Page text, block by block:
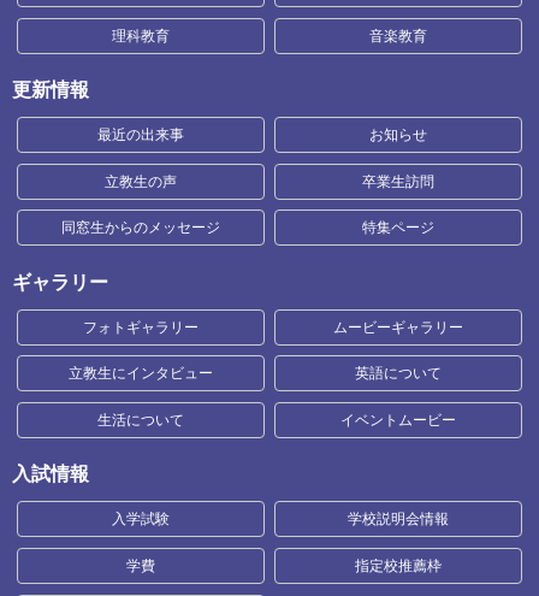
理科教育 音楽教育
更新情報
最近の出来事 お知らせ
立教生の声 卒業生訪問
同窓生からのメッセージ 特集ページ
ギャラリー
フォトギャラリー ムービーギャラリー
立教生にインタビュー 英語について
生活について イベントムービー
入試情報
入学試験 学校説明会情報
学費 指定校推薦枠